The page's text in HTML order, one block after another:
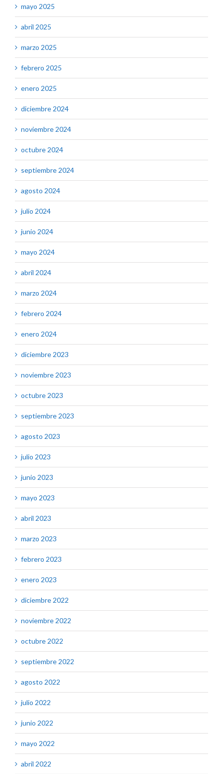
mayo 2025
abril 2025
marzo 2025
febrero 2025
enero 2025
diciembre 2024
noviembre 2024
octubre 2024
septiembre 2024
agosto 2024
julio 2024
junio 2024
mayo 2024
abril 2024
marzo 2024
febrero 2024
enero 2024
diciembre 2023
noviembre 2023
octubre 2023
septiembre 2023
agosto 2023
julio 2023
junio 2023
mayo 2023
abril 2023
marzo 2023
febrero 2023
enero 2023
diciembre 2022
noviembre 2022
octubre 2022
septiembre 2022
agosto 2022
julio 2022
junio 2022
mayo 2022
abril 2022